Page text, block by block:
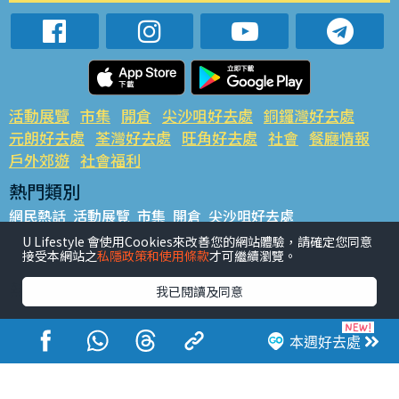
本週好去處
活動展覽 市集 開倉 尖沙咀好去處 銅鑼灣好去處
元朗好去處 荃灣好去處 旺角好去處 社會 餐廳情報
戶外郊遊 社會福利
熱門類別
網民熱話 活動展覽 市集 開倉 尖沙咀好去處
銅鑼灣好去處 元朗好去處 荃灣好去處 旺角好去處 社會
餐廳情報 戶外郊遊
熱門標籤
#UGO搵好去處 #人氣活動推介 #美食社群熱話
#親子玩樂好去處
#ULifestyle應用程式
#限時搶
#UJetso禮物放送
#ULifestyle商戶中心 #著數 #網絡熱話
U Lifestyle 會使用Cookies來改善您的網站體驗，請確定您同意
接受本網站之私隱政策和使用條款才可繼續瀏覽。
我已閱讀及同意